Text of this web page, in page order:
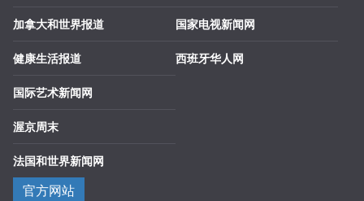
加拿大和世界报道
健康生活报道
国际艺术新闻网
渥京周末
法国和世界新闻网
国家电视新闻网
西班牙华人网
官方网站